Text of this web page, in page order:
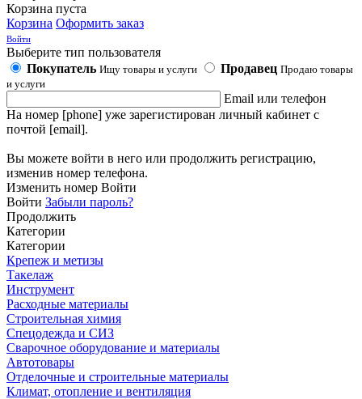
Корзина пуста
Корзина Оформить заказ
Войти
Выберите тип пользователя
Покупатель Ищу товары и услуги Продавец Продаю товары
и услуги
Email или телефон
На номер [phone] уже зарегистирован личный кабинет с
почтой [email].
Вы можете войти в него или продолжить регистрацию,
изменив номер телефона.
Изменить номер Войти
Войти Забыли пароль?
Продолжить
Категории
Категории
Крепеж и метизы
Такелаж
Инструмент
Расходные материалы
Строительная химия
Спецодежда и СИЗ
Сварочное оборудование и материалы
Автотовары
Отделочные и строительные материалы
Климат, отопление и вентиляция